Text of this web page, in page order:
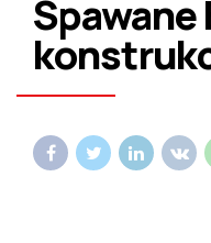
Spawane